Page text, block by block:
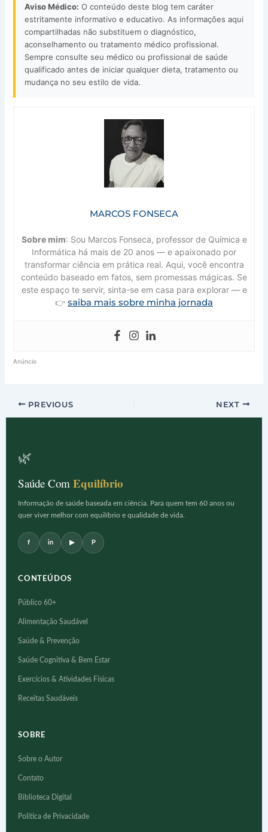
Aviso Médico: O conteúdo deste blog tem caráter
estritamente informativo e educativo. As informações aqui
compartilhadas não substituem o diagnóstico,
aconselhamento ou tratamento médico profissional.
Sempre consulte seu médico ou profissional de saúde
qualificado antes de iniciar qualquer dieta, tratamento ou
mudança no seu estilo de vida.
MARCOS FONSECA
Sobre mim: Sou Marcos Fonseca, professor de Química e
Informática há mais de 20 anos — e apaixonado por
transformar ciência em prática real. Aqui, você encontra
conteúdo baseado em fatos, sem promessas mágicas. Se
este espaço te servir, sinta-se em casa para explorar — e
👉 saiba mais sobre minha jornada
Anúncio
PREVIOUS NEXT
🌿
Saúde Com Equilíbrio
Informação de saúde baseada em ciência. Para quem tem 60 anos ou
quer viver melhor com equilíbrio e qualidade de vida.
f in ▶ P
CONTEÚDOS
Público 60+
Alimentação Saudável
Saúde & Prevenção
Saúde Cognitiva & Bem Estar
Exercícios & Atividades Físicas
Receitas Saudáveis
SOBRE
Sobre o Autor
Contato
Biblioteca Digital
Política de Privacidade